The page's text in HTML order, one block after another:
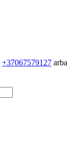
+37067579127 arba